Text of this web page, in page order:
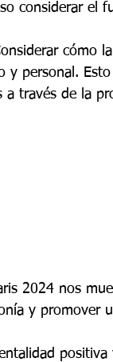
considerar el
cómo
y personal.
a través de la
2024 nos
y promover